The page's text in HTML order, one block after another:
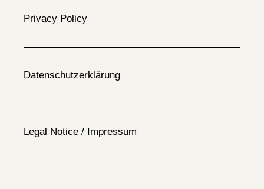
Privacy Policy
Datenschutzerklärung
Legal Notice / Impressum